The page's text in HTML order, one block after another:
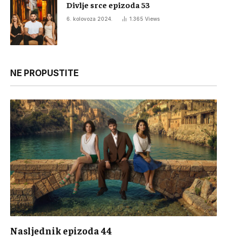
Divlje srce epizoda 53
6. kolovoza 2024. 1.365 Views
NE PROPUSTITE
Nasljednik epizoda 44